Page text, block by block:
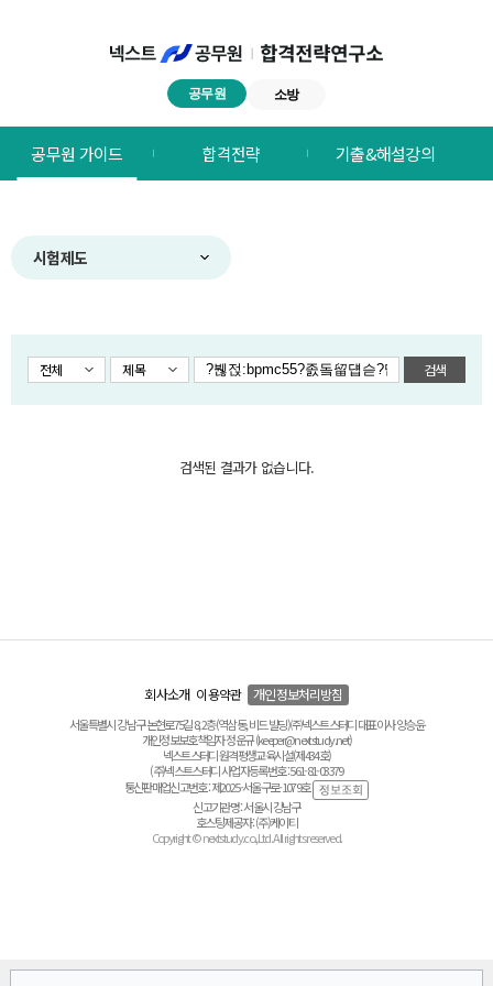
공무원 소방
합격전략연구소
메뉴
공무원 가이드 합격전략 기출&해설강의
시험제도
전체 제목 검색
검색된 결과가 없습니다.
회사소개 이용약관 개인정보처리방침
서울특별시 강남구 논현로75길 8, 2층(역삼동, 비드 빌딩) ㈜넥스트스터디 대표이사 양승윤
개인정보보호책임자 정운규 (keeper@nextstudy.net)
넥스트스터디 원격평생교육시설(제434호)
(주)넥스트스터디 사업자등록번호 : 561-81-03379
통신판매업신고번호 : 제2025-서울구로-1079호
신고기관명 : 서울시 강남구
호스팅제공자 : (주)케이티
Copyright © nextstudy.co.,Ltd. All rights reserved.